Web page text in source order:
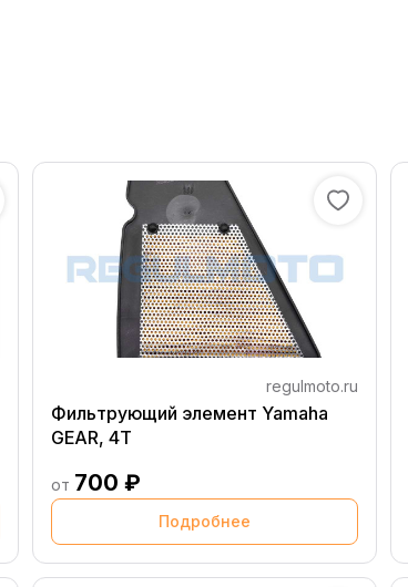
regulmoto.ru
Фильтрующий элемент Yamaha
GEAR, 4Т
от 700 ₽
Подробнее